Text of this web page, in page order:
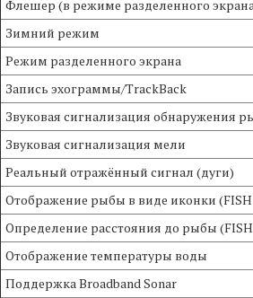
Флешер (в режиме разделенного
Зимний режим
Режим разделенного экрана
Запись эхограммы/TrackBack
Звуковая сигнализация обнаружения
Звуковая сигнализация мели
Реальный отражённый сигнал (дуги)
Отображение рыбы в виде иконки
Определение расстояния до рыбы (FISH
Отображение температуры воды
Поддержка Broadband Sonar